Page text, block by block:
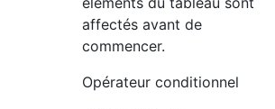
affectés avant de
commencer.
Opérateur conditionnel